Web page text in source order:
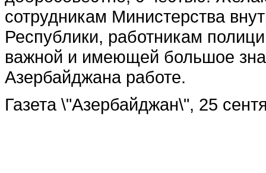
сотрудникам Министерства
Республики, работникам
важной и имеющей большое
Азербайджана работе.
Газета \"Азербайджан\", 25